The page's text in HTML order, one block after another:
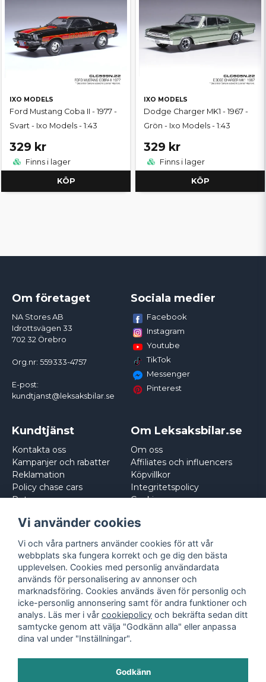
IXO MODELS
Ford Mustang Coba II - 1977 -
Svart - Ixo Models - 1:43
329 kr
Finns i lager
KÖP
IXO MODELS
Dodge Charger MK1 - 1967 -
Grön - Ixo Models - 1:43
329 kr
Finns i lager
KÖP
Om företaget
NA Stores AB
Idrottsvägen 33
702 32 Örebro
Org.nr: 559333-4757
E-post:
kundtjanst@leksaksbilar.se
Sociala medier
Facebook
Instagram
Youtube
TikTok
Messenger
Pinterest
Kundtjänst
Kontakta oss
Kampanjer och rabatter
Reklamation
Policy chase cars
Returnera
Om Leksaksbilar.se
Om oss
Affiliates och influencers
Köpvillkor
Integritetspolicy
Cookies
Vi använder cookies
Vi och våra partners använder cookies för att vår
webbplats ska fungera korrekt och ge dig den bästa
upplevelsen. Cookies med personlig användardata
används för personalisering av annonser och
marknadsföring. Cookies används även för personlig och
icke-personlig annonsering samt för andra funktioner och
analys. Läs mer i vår cookiepolicy och bekräfta sedan ditt
samtycke genom att välja "Godkänn alla" eller anpassa
dina val under "Inställningar".
Godkänn